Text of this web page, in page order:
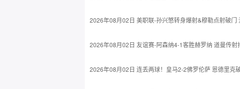
2026年08月02日 美职联-孙兴慜转身爆射&穆勒点射破门
2026年08月02日 友谊赛-阿森纳4-1客胜赫罗纳 道曼传
2026年08月02日 连丢两球！皇马2-2佛罗伦萨 恩德里克